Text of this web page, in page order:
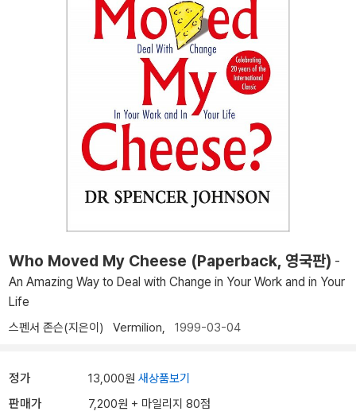
Who Moved My Cheese (Paperback, 영국판) -
An Amazing Way to Deal with Change in Your Work and in Your
Life
스펜서 존슨(지은이) Vermilion, 1999-03-04
정가 13,000원 새상품보기
판매가 7,200원 + 마일리지 80점